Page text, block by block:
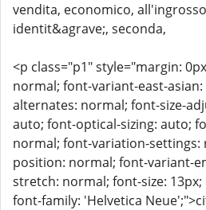
vendita, economico,
identit&agrave;, seconda,
<p class="p1" style="margin:
normal; font-variant-east-
alternates: normal; font-size-
auto; font-optical-sizing: auto;
normal; font-variation-
position: normal; font-variant-
stretch: normal; font-size:
font-family: 'Helvetica